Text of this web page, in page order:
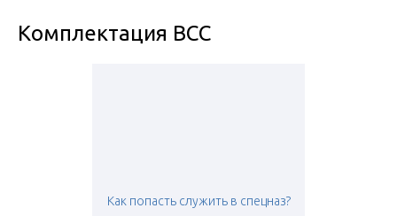
Комплектация ВСС
Как попасть служить в спецназ?